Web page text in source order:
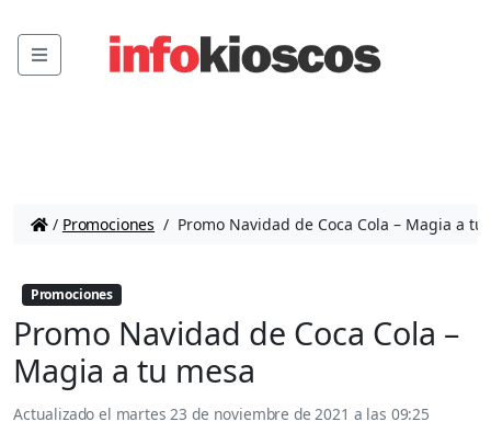
Menu
/ Promociones / Promo Navidad de Coca Cola – Magia a tu
Promociones
Promo Navidad de Coca Cola –
Magia a tu mesa
Actualizado el martes 23 de noviembre de 2021 a las 09:25